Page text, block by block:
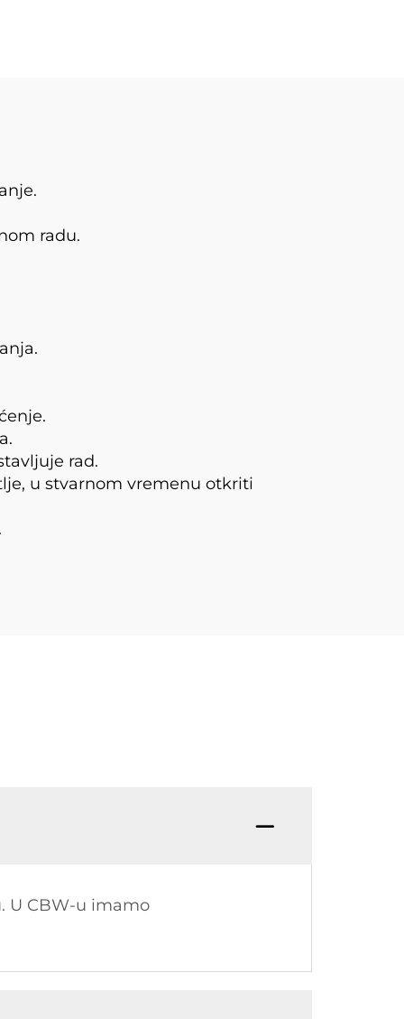
radu.
rad.
u stvarnom vremenu otkriti
U CBW-u imamo